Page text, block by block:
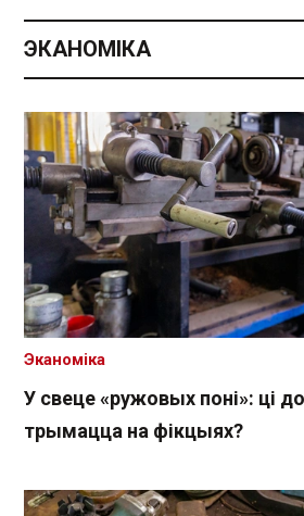
ЭКАНОМІКА
У свеце «ружовых поні»: ці
трымацца на фікцыях?
Эканоміка